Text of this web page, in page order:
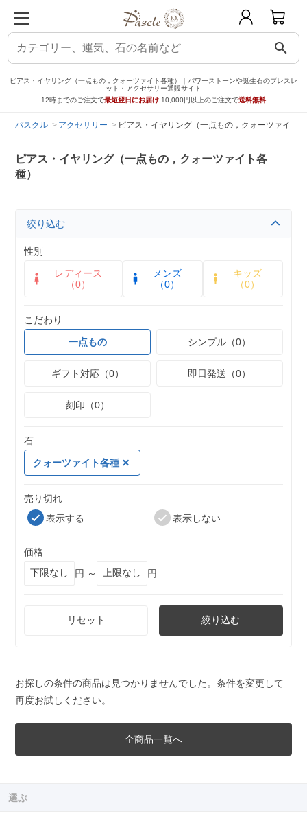
search
ピアス・イヤリング（一点もの，クォーツァイト各種）｜パワーストーンや誕生石のブレスレ
ット・アクセサリー通販サイト
12時までのご注文で最短翌日にお届け 10,000円以上のご注文で送料無料
パスクル アクセサリー ピアス・イヤリング（一点もの，クォーツァイト
ピアス・イヤリング（一点もの，クォーツァイト各
種）
絞り込む
性別
レディース
（0）
メンズ
（0）
キッズ
（0）
こだわり
一点もの
シンプル（0）
ギフト対応（0） 即日発送（0）
刻印（0）
石
クォーツァイト各種
売り切れ
表示する
表示しない
価格
円 ～
円
リセット 絞り込む
お探しの条件の商品は見つかりませんでした。条件を変更して
再度お試しください。
全商品一覧へ
選ぶ